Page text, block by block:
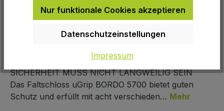
Herstellernummer: 844263
SICHERHEIT MUSS NICHT LANGWEILIG SEIN
Das Faltschloss uGrip BORDO 5700 bietet guten
Schutz und erfüllt mit acht verschieden… Mehr
Nur funktionale Cookies akzeptieren
Datenschutzeinstellungen
Impressum